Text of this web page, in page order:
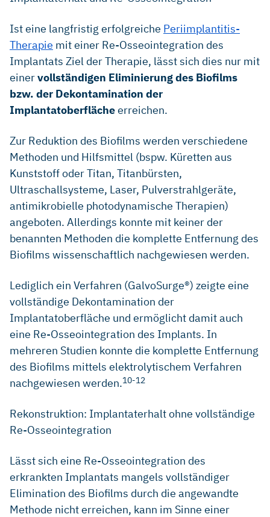
Ist eine langfristig erfolgreiche Periimplantitis-
Therapie mit einer Re-Osseointegration des
Implantats Ziel der Therapie, lässt sich dies nur mit
einervollständigen Eliminierung des Biofilms
bzw. der Dekontamination der
Implantatoberflächeerreichen.
Zur Reduktion des Biofilms werden verschiedene
Methoden und Hilfsmittel (bspw. Küretten aus
Kunststoff oder Titan, Titanbürsten,
Ultraschallsysteme, Laser, Pulverstrahlgeräte,
antimikrobielle photodynamische Therapien)
angeboten. Allerdings konnte mit keiner der
benannten Methoden die komplette Entfernung des
Biofilms wissenschaftlich nachgewiesen werden.
Lediglich ein Verfahren (GalvoSurge®) zeigte eine
vollständige Dekontamination der
Implantatoberfläche und ermöglicht damit auch
eine Re-Osseointegration des Implants. In
mehreren Studien konnte die komplette Entfernung
des Biofilms mittels elektrolytischem Verfahren
nachgewiesen werden.10-12
Rekonstruktion: Implantaterhalt ohne vollständige
Re-Osseointegration
Lässt sich eine Re-Osseointegration des
erkrankten Implantats mangels vollständiger
Elimination des Biofilms durch die angewandte
Methode nicht erreichen, kann im Sinne einer